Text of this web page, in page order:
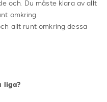
och. Du måste klara av allt
omkring
allt runt omkring dessa
liga?